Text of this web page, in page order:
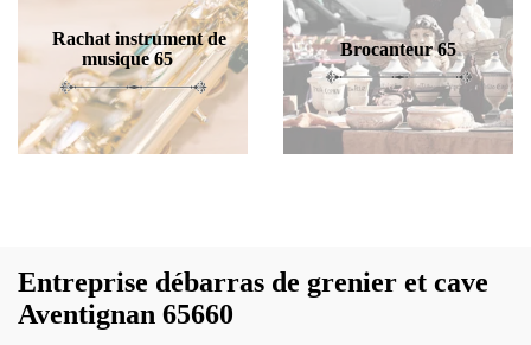
Rachat instrument de
musique 65
Brocanteur 65
Entreprise débarras de grenier et cave
Aventignan 65660